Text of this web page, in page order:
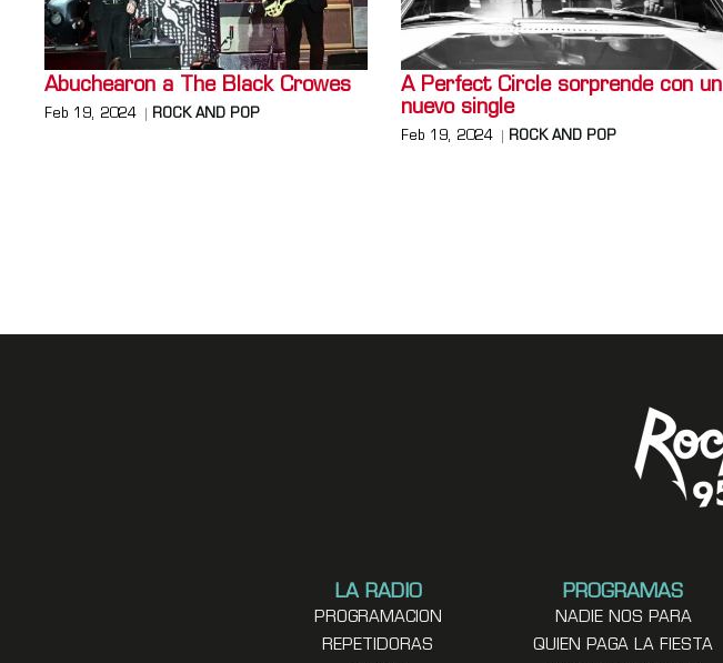
Abuchearon a The Black Crowes
Feb 19, 2024 ROCK AND POP
A Perfect Circle sorprende con un
nuevo single
Feb 19, 2024 ROCK AND POP
LA RADIO
PROGRAMACION
REPETIDORAS
PROGRAMAS
NADIE NOS PARA
QUIEN PAGA LA FIESTA